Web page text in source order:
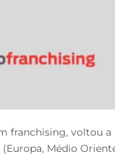
franchising, voltou a
Médio